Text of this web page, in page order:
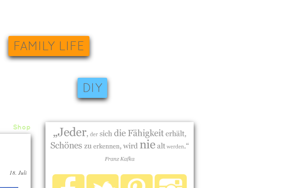
DIY
FAMILY LIFE
Shop
18. Juli